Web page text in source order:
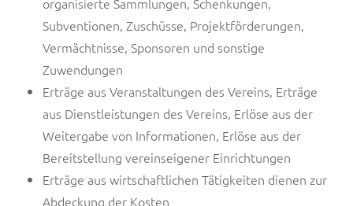
Subventionen, Zuschüsse, Projektförderungen,
Vermächtnisse, Sponsoren und sonstige
Zuwendungen
Erträge aus Veranstaltungen des Vereins, Erträge
aus Dienstleistungen des Vereins, Erlöse aus der
Weitergabe von Informationen, Erlöse aus der
Bereitstellung vereinseigener Einrichtungen
Erträge aus wirtschaftlichen Tätigkeiten dienen zur
Abdeckung der Kosten